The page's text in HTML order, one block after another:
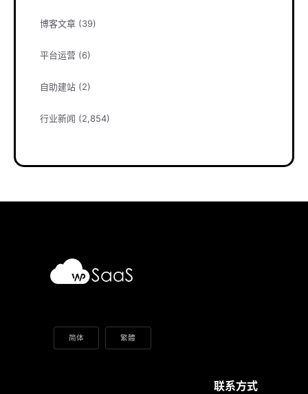
博客文章 (39)
平台运营 (6)
自助建站 (2)
行业新闻 (2,854)
简体 繁體
联系方式